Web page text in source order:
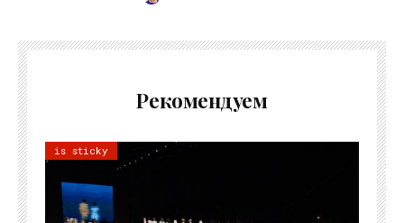
Рекомендуем
is sticky